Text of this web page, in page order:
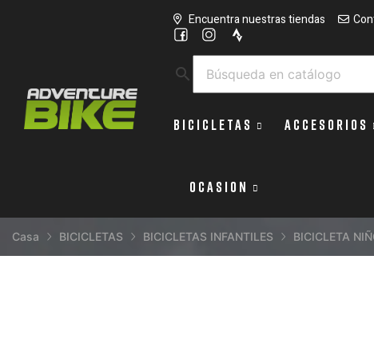
Encuentra nuestras tiendas
search
BICICLETAS ACCESORIOS
OCASION
Casa BICICLETAS BICICLETAS INFANTILES BICICLETA